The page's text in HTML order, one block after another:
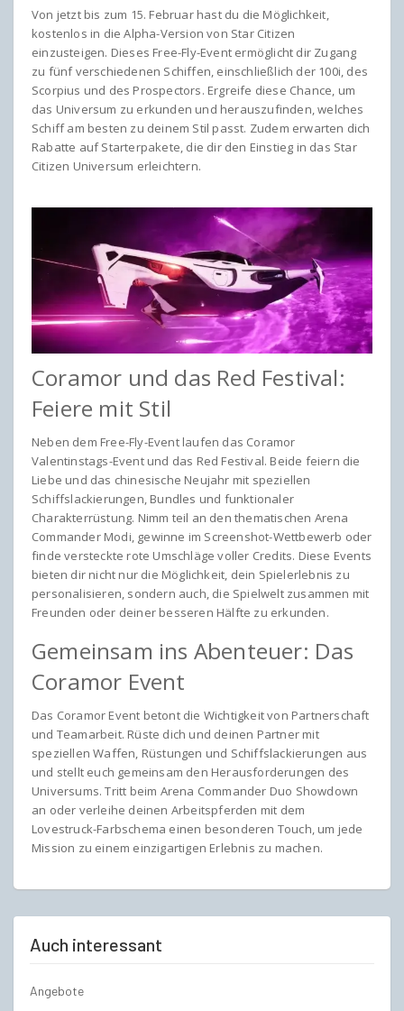
Von jetzt bis zum 15. Februar hast du die Möglichkeit,
kostenlos in die Alpha-Version von Star Citizen
einzusteigen. Dieses Free-Fly-Event ermöglicht dir Zugang
zu fünf verschiedenen Schiffen, einschließlich der 100i, des
Scorpius und des Prospectors. Ergreife diese Chance, um
das Universum zu erkunden und herauszufinden, welches
Schiff am besten zu deinem Stil passt. Zudem erwarten dich
Rabatte auf Starterpakete, die dir den Einstieg in das Star
Citizen Universum erleichtern.
Coramor und das Red Festival:
Feiere mit Stil
Neben dem Free-Fly-Event laufen das Coramor
Valentinstags-Event und das Red Festival. Beide feiern die
Liebe und das chinesische Neujahr mit speziellen
Schiffslackierungen, Bundles und funktionaler
Charakterrüstung. Nimm teil an den thematischen Arena
Commander Modi, gewinne im Screenshot-Wettbewerb oder
finde versteckte rote Umschläge voller Credits. Diese Events
bieten dir nicht nur die Möglichkeit, dein Spielerlebnis zu
personalisieren, sondern auch, die Spielwelt zusammen mit
Freunden oder deiner besseren Hälfte zu erkunden.
Gemeinsam ins Abenteuer: Das
Coramor Event
Das Coramor Event betont die Wichtigkeit von Partnerschaft
und Teamarbeit. Rüste dich und deinen Partner mit
speziellen Waffen, Rüstungen und Schiffslackierungen aus
und stellt euch gemeinsam den Herausforderungen des
Universums. Tritt beim Arena Commander Duo Showdown
an oder verleihe deinen Arbeitspferden mit dem
Lovestruck-Farbschema einen besonderen Touch, um jede
Mission zu einem einzigartigen Erlebnis zu machen.
Auch interessant
Angebote